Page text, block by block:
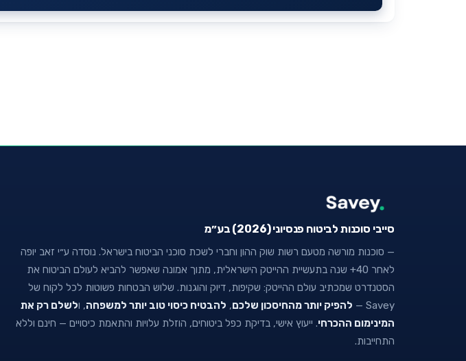
סייבי סוכנות לביטוח פנסיוני (2026) בע״מ
— סוכנות מורשה מטעם רשות שוק ההון וחברי לשכת סוכני הביטוח בישראל. נוסדה ע״י זאב יופה
לאחר 40+ שנה בתעשיית ההייטק הישראלית, מתוך אמונה שאפשר להביא לעולם הביטוח את
הסטנדרט שמכתיב עולם ההייטק: שקיפות, דיוק והוגנות. שלוש הבטחות פשוטות לכל לקוח של
Savey —
להפיק יותר מהחיסכון שלכם, להבטיח כיסוי טוב יותר למשפחה, ולשלם רק את
המינימום ההכרחי. ייעוץ אישי, בדיקת כפל ביטוחים, הוזלת עלויות והתאמת כיסויים — חינם וללא
התחייבות.